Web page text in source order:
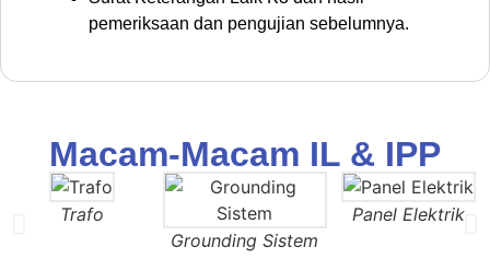
pemeriksaan dan pengujian sebelumnya.
Macam-Macam IL & IPP
Trafo
Grounding Sistem
Panel Elektrik